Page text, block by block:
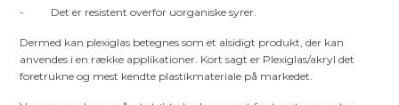
- Det er resistent overfor uorganiske syrer.
Dermed kan plexiglas betegnes som et alsidigt produkt, der kan
anvendes i en række applikationer. Kort sagt er Plexiglas/akryl det
foretrukne og mest kendte plastikmateriale på markedet.